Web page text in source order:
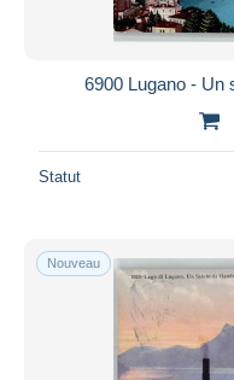
6900 Lugano - Un
Statut
Nouveau